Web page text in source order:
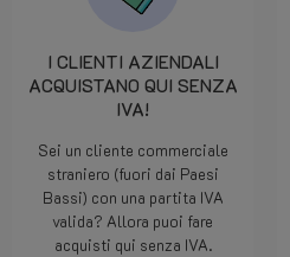
I CLIENTI AZIENDALI
ACQUISTANO QUI SENZA
IVA!
Sei un cliente commerciale
straniero (fuori dai Paesi
Bassi) con una partita IVA
valida? Allora puoi fare
acquisti qui senza IVA.